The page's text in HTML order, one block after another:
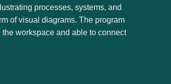
processes, systems, and
of visual diagrams. The program
workspace and able to connect